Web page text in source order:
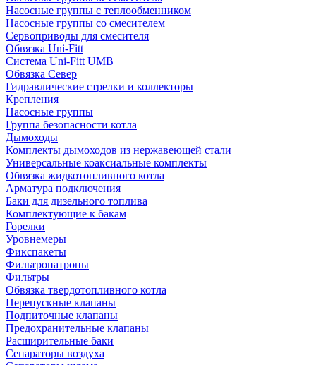
Насосные группы с теплообменником
Насосные группы со смесителем
Сервоприводы для смесителя
Обвязка Uni-Fitt
Система Uni-Fitt UMB
Обвязка Север
Гидравлические стрелки и коллекторы
Крепления
Насосные группы
Группа безопасности котла
Дымоходы
Комплекты дымоходов из нержавеющей стали
Универсальные коаксиальные комплекты
Обвязка жидкотопливного котла
Арматура подключения
Баки для дизельного топлива
Комплектующие к бакам
Горелки
Уровнемеры
Фикспакеты
Фильтропатроны
Фильтры
Обвязка твердотопливного котла
Перепускные клапаны
Подпиточные клапаны
Предохранительные клапаны
Расширительные баки
Сепараторы воздуха